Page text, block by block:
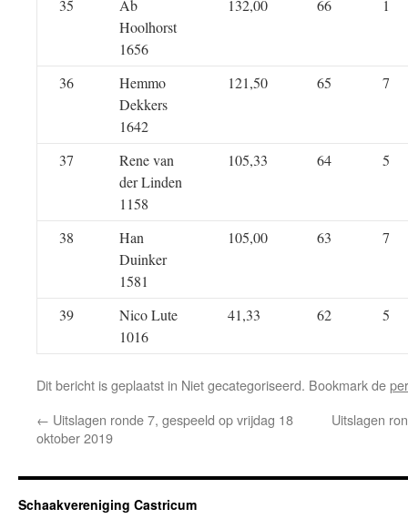
35
Ab
Hoolhorst
1656
132,00 66 1
36
Hemmo
Dekkers
1642
121,50 65 7
37
Rene van
der Linden
1158
105,33 64 5
38
Han
Duinker
1581
105,00 63 7
39
Nico Lute
1016
41,33 62 5
Dit bericht is geplaatst in Niet gecategoriseerd. Bookmark de
← Uitslagen ronde 7, gespeeld op vrijdag 18
oktober 2019
Uitslagen
Schaakvereniging Castricum